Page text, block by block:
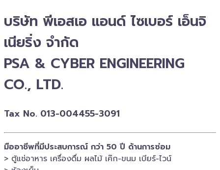
บริษัท พีเอสเอ แอนด์ ไซเบอร์ เอ็นจิ
เนียริ่ง จำกัด
PSA & CYBER ENGINEERING
CO., LTD.
Tax No. 013-004455-3091
มืออาชีพที่มีประสบการณ์ กว่า 50 ปี ด้านการซ่อม
> ตู้แช่อาหาร เครื่องดื่ม ผลไม้ เค๊ก-ขนม เบียร์-ไวน์​